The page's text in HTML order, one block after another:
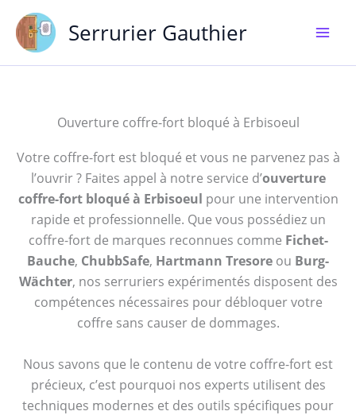
contenu
Serrurier Gauthier
Ouverture coffre-fort bloqué à Erbisoeul
Votre coffre-fort est bloqué et vous ne parvenez pas à
l’ouvrir ? Faites appel à notre service d’ouverture
coffre-fort bloqué à Erbisoeul pour une intervention
rapide et professionnelle. Que vous possédiez un
coffre-fort de marques reconnues comme Fichet-
Bauche, ChubbSafe, Hartmann Tresore ou Burg-
Wächter, nos serruriers expérimentés disposent des
compétences nécessaires pour débloquer votre
coffre sans causer de dommages.
Nous savons que le contenu de votre coffre-fort est
précieux, c’est pourquoi nos experts utilisent des
techniques modernes et des outils spécifiques pour